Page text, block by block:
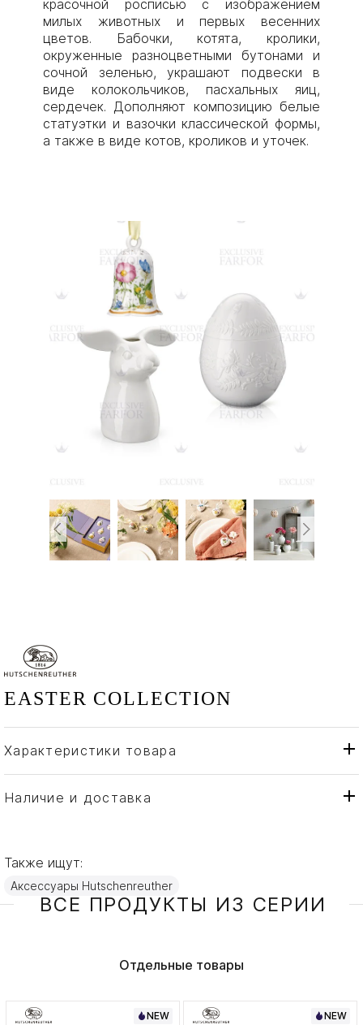
красочной росписью с изображением
милых животных и первых весенних
цветов. Бабочки, котята, кролики,
окруженные разноцветными бутонами и
сочной зеленью, украшают подвески в
виде колокольчиков, пасхальных яиц,
сердечек. Дополняют композицию белые
статуэтки и вазочки классической формы,
а также в виде котов, кроликов и уточек.
EASTER COLLECTION
Характеристики товара
Бренд
Hutschenreuther
Страна производителя
Наличие и доставка
Также ищут:
Аксессуары Hutschenreuther
ВСЕ ПРОДУКТЫ ИЗ СЕРИИ
Отдельные товары
NEW NEW